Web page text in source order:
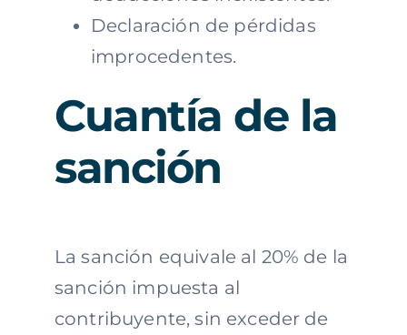
Declaración de pérdidas
improcedentes.
Cuantía de la
sanción
La sanción equivale al 20% de la
sanción impuesta al
contribuyente, sin exceder de